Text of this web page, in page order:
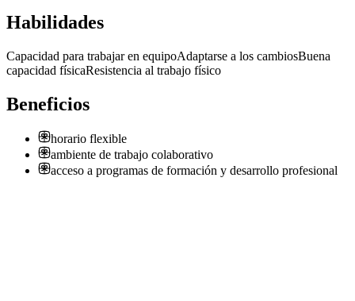
Habilidades
Capacidad para trabajar en equipoAdaptarse a los cambiosBuena
capacidad físicaResistencia al trabajo físico
Beneficios
horario flexible
ambiente de trabajo colaborativo
acceso a programas de formación y desarrollo profesional